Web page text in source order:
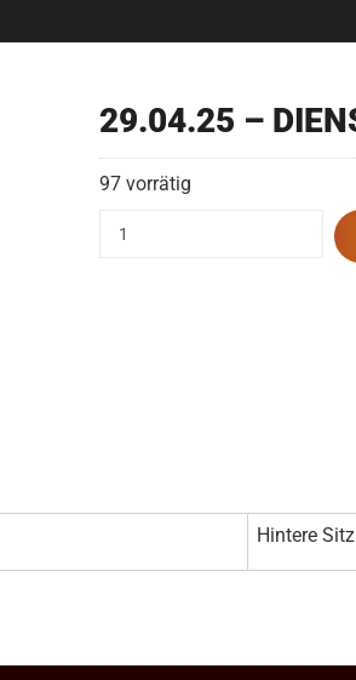
29.04.25 –
97 vorrätig
Hintere